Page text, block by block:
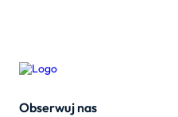
Obserwuj nas